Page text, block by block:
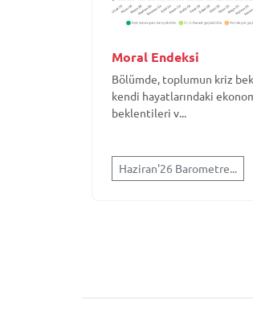
Moral Endeksi
Bölümde, toplumun kriz
kendi hayatlarındaki
beklentileri v...
Haziran'26 Barometre...